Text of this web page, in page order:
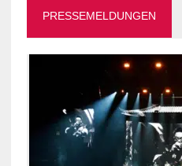
PRESSEMELDUNGEN